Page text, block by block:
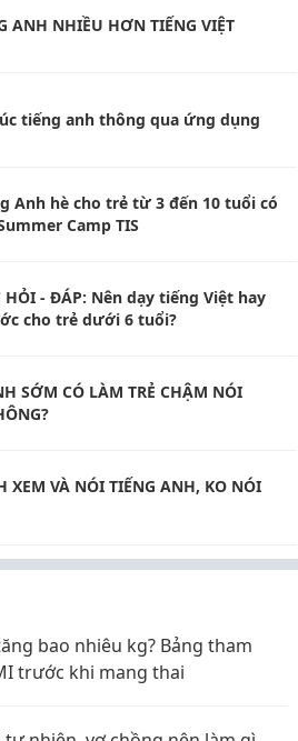
ANH NHIỀU HƠN TIẾNG VIỆT
tiếng anh thông qua ứng dụng
Anh hè cho trẻ từ 3 đến 10 tuổi có
Camp TIS
HỎI - ĐÁP: Nên dạy tiếng Việt hay
cho trẻ dưới 6 tuổi?
SỚM CÓ LÀM TRẺ CHẬM NÓI
XEM VÀ NÓI TIẾNG ANH, KO NÓI
bao nhiêu kg? Bảng tham
trước khi mang thai